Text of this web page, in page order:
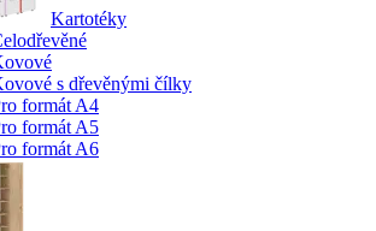
Kartotéky
s dřevěnými čílky
formát A4
formát A5
formát A6